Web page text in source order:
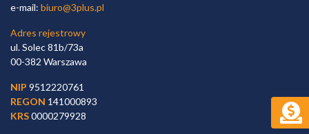
e-mail: biuro@3plus.pl
Adres rejestrowy
ul. Solec 81b/73a
00-382 Warszawa
NIP 9512220761
REGON 141000893
KRS0000279928